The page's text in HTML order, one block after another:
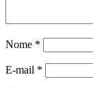
Nome *
E-mail *